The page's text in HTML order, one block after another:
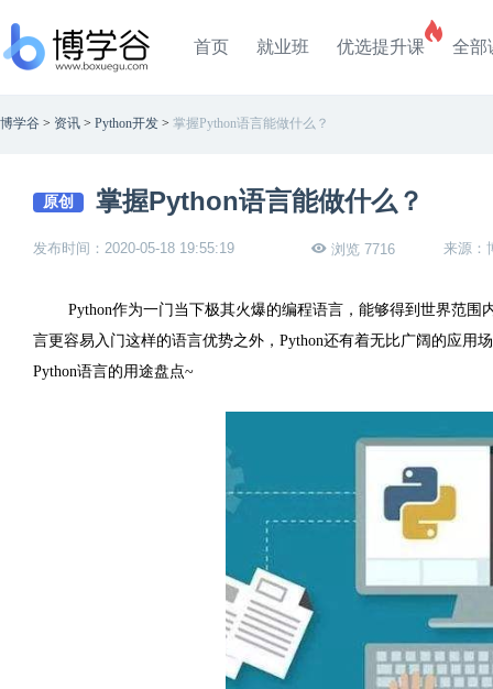
首页 就业班 优选提升课 全部
博学谷 > 资讯 > Python开发 > 掌握Python语言能做什么？
原创 掌握Python语言能做什么？
发布时间：2020-05-18 19:55:19 浏览 7716 来源：
Python作为一门当下极其火爆的编程语言，能够得到世界范
言更容易入门这样的语言优势之外， Python还有着无比广阔的应用
Python语言的用途盘点~